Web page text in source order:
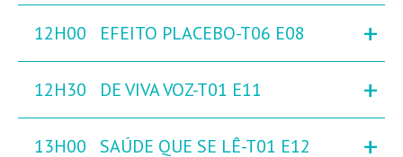
12H00 EFEITO PLACEBO-T06 E08 +
12H30 DE VIVA VOZ-T01 E11 +
13H00 SAÚDE QUE SE LÊ-T01 E12 +